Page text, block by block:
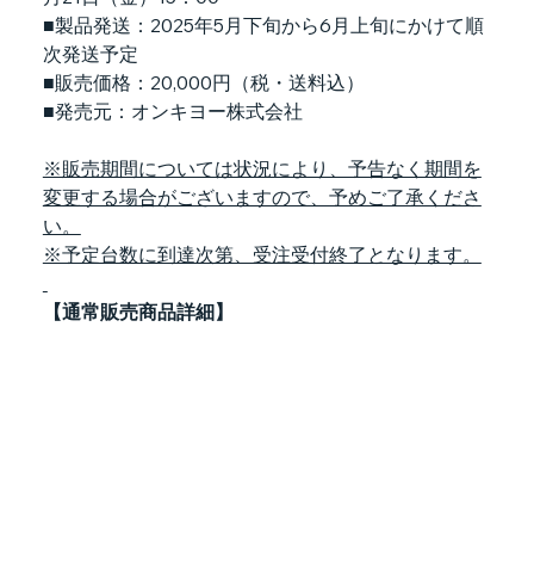
■製品発送：2025年5月下旬から6月上旬にかけて順
次発送予定
■販売価格：20,000円（税・送料込）
■発売元：オンキヨー株式会社
※販売期間については状況により、予告なく期間を
変更する場合がございますので、予めご了承くださ
い。
※予定台数に到達次第、受注受付終了となります。
【通常販売商品詳細】